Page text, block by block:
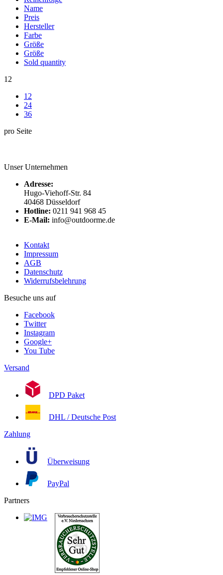
Name
Preis
Hersteller
Farbe
Größe
Größe
Sold quantity
12
12
24
36
pro Seite
Unser Unternehmen
Adresse:
Hugo-Viehoff-Str. 84
40468 Düsseldorf
Hotline: 0211 941 968 45
E-Mail: info@outdoorme.de
Kontakt
Impressum
AGB
Datenschutz
Widerrufsbelehrung
Besuche uns auf
Facebook
Twitter
Instagram
Google+
You Tube
Versand
DPD Paket
DHL / Deutsche Post
Zahlung
Überweisung
PayPal
Partners